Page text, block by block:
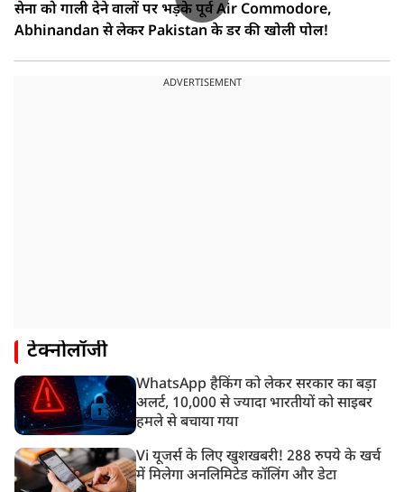
सेना को गाली देने वालों पर भड़के पूर्व Air Commodore,
Abhinandan से लेकर Pakistan के डर की खोली पोल!
ADVERTISEMENT
टेक्नोलॉजी
WhatsApp हैकिंग को लेकर सरकार का बड़ा
अलर्ट, 10,000 से ज्यादा भारतीयों को साइबर
हमले से बचाया गया
Vi यूजर्स के लिए खुशखबरी! 288 रुपये के खर्च
में मिलेगा अनलिमिटेड कॉलिंग और डेटा